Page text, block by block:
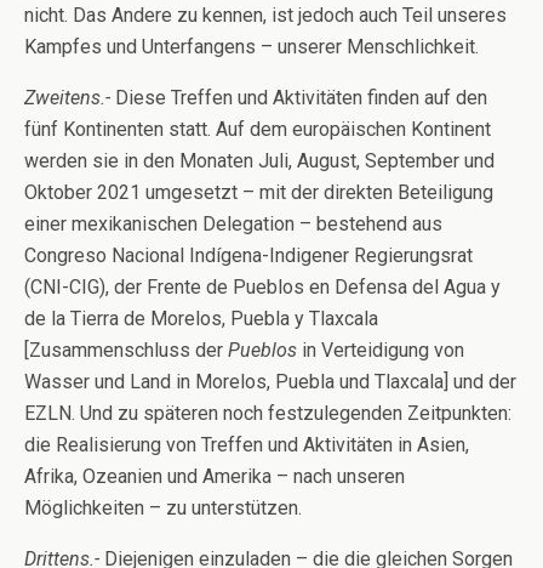
nicht. Das Andere zu kennen, ist jedoch auch Teil unseres
Kampfes und Unterfangens – unserer Menschlichkeit.
Zweitens.- Diese Treffen und Aktivitäten finden auf den
fünf Kontinenten statt. Auf dem europäischen Kontinent
werden sie in den Monaten Juli, August, September und
Oktober 2021 umgesetzt – mit der direkten Beteiligung
einer mexikanischen Delegation – bestehend aus
Congreso Nacional Indígena-Indigener Regierungsrat
(CNI-CIG), der Frente de Pueblos en Defensa del Agua y
de la Tierra de Morelos, Puebla y Tlaxcala
[Zusammenschluss der Pueblos in Verteidigung von
Wasser und Land in Morelos, Puebla und Tlaxcala] und der
EZLN. Und zu späteren noch festzulegenden Zeitpunkten:
die Realisierung von Treffen und Aktivitäten in Asien,
Afrika, Ozeanien und Amerika – nach unseren
Möglichkeiten – zu unterstützen.
Drittens.- Diejenigen einzuladen – die die gleichen Sorgen